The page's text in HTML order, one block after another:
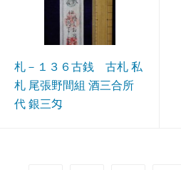
札－１３６古銭 古札 私
札 尾張野間組 酒三合所
代 銀三匁